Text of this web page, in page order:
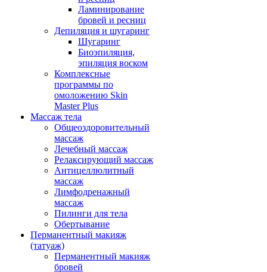
Ламинирование
бровей и ресниц
Депиляция и шугаринг
Шугаринг
Биоэпиляция,
эпиляция воском
Комплексные
программы по
омоложению Skin
Master Plus
Массаж тела
Общеоздоровительный
массаж
Лечебный массаж
Релаксирующий массаж
Антицеллюлитный
массаж
Лимфодренажный
массаж
Пилинги для тела
Обертывание
Перманентный макияж
(татуаж)
Перманентный макияж
бровей